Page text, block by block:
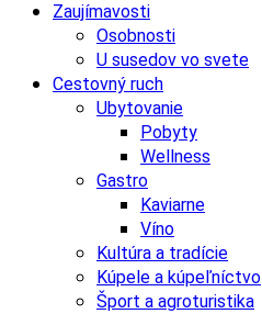
Zaujímavosti
Osobnosti
U susedov vo svete
Cestovný ruch
Ubytovanie
Pobyty
Wellness
Gastro
Kaviarne
Víno
Kultúra a tradície
Kúpele a kúpeľníctvo
Šport a agroturistika